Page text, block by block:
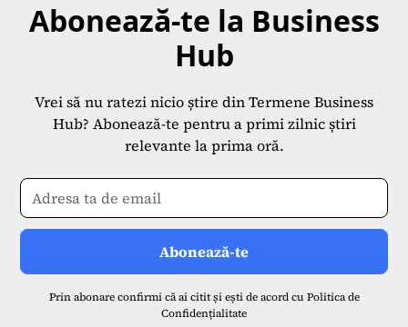
Abonează-te la Business
Hub
Vrei să nu ratezi nicio știre din Termene Business
Hub? Abonează-te pentru a primi zilnic știri
relevante la prima oră.
Prin abonare confirmi că ai citit și ești de acord cu Politica de
Confidențialitate